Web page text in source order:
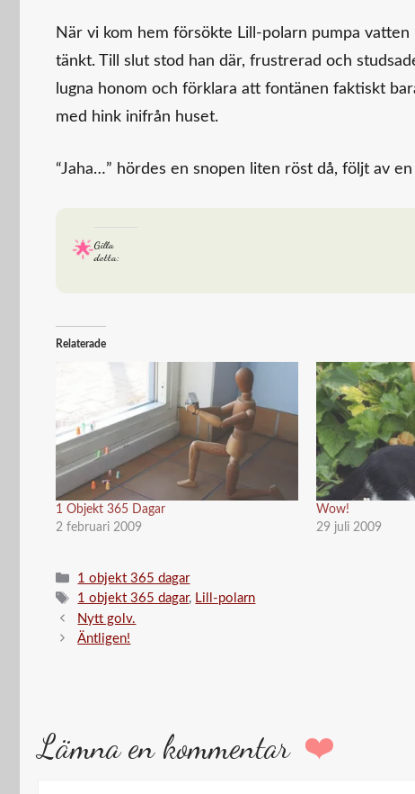
När vi kom hem försökte Lill-polarn pumpa
tänkt. Till slut stod han där, frustrerad och
lugna honom och förklara att fontänen faktiskt
med hink inifrån huset.
“Jaha…” hördes en snopen liten röst då, följt av
Gilla
detta:
Relaterade
1 Objekt 365 Dagar
2 februari 2009
Wow!
29 juli 2009
Kategorier
1 objekt 365 dagar
Etiketter
1 objekt 365 dagar, Lill-polarn
Nytt golv.
Äntligen!
Lämna en kommentar